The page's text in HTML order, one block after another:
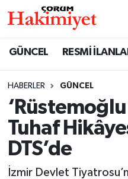
GÜNCEL RESMİ
HABERLER GÜNCEL
Tuhaf
DTS’de
İzmir Devlet
SAĞLIK
ASAYİŞ
EKONOMİ
Nöbetçi Eczaneler
Çorum Namaz
Trafik Durumu
Süper Lig Puan